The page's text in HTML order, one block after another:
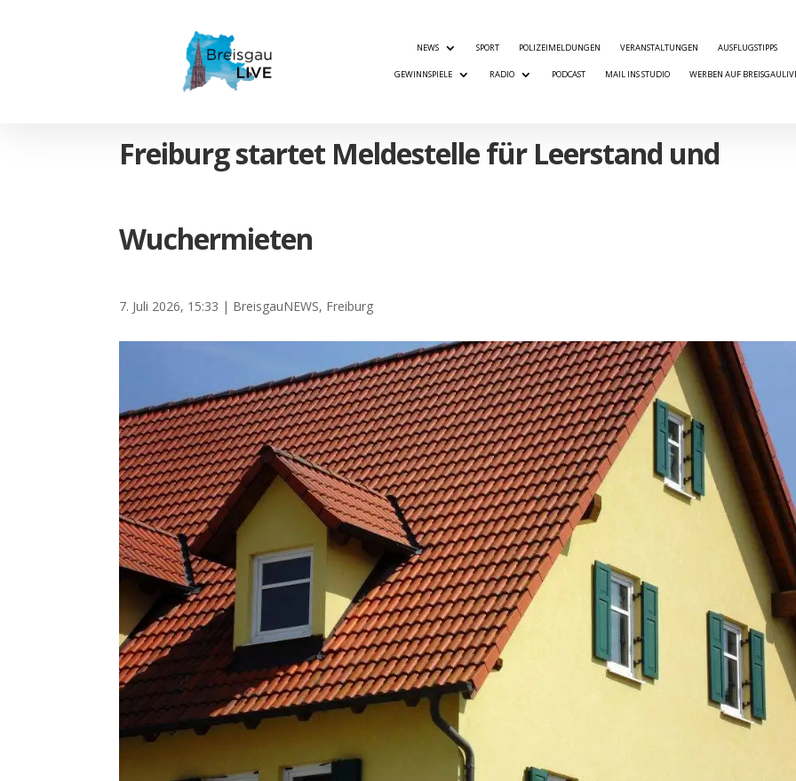
NEWS SPORT POLIZEIMELDUNGEN VERANSTALTUNGEN AUSFLUGSTIPPS
GEWINNSPIELE RADIO PODCAST MAIL INS STUDIO WERBEN AUF
Freiburg startet Meldestelle für Leerstand und
Wuchermieten
7. Juli 2026, 15:33 | BreisgauNEWS, Freiburg